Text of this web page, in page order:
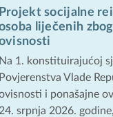
Projekt socijalne
liječenih
Na 1. konstituirajućoj
Povjerenstva Vlade
i ponašajne
24. srpnja 2026.